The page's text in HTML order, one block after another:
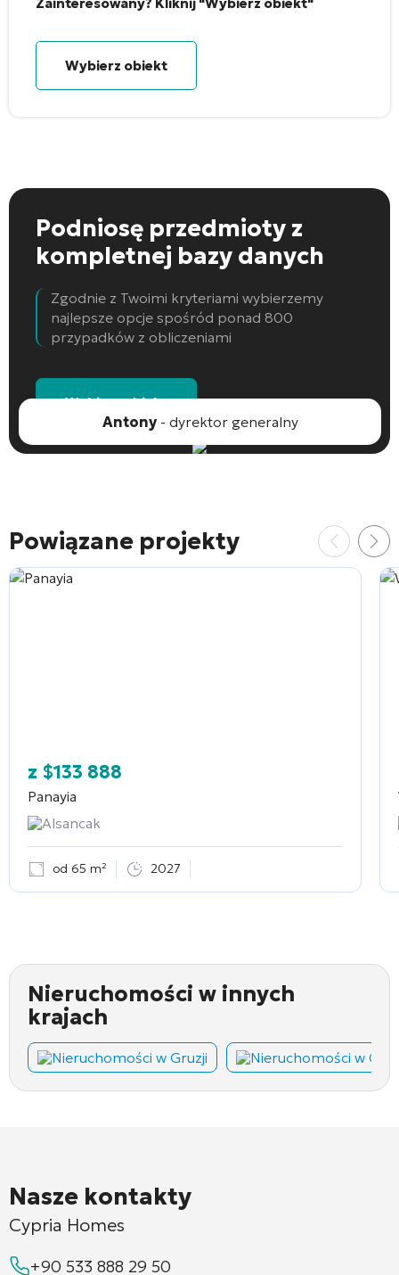
Wybierz obiekt
Podniosę przedmioty z
kompletnej bazy danych
Zgodnie z Twoimi kryteriami wybierzemy
najlepsze opcje spośród ponad 800
przypadków z obliczeniami
Wybierz obiekt
Antony- dyrektor generalny
Powiązane projekty
z $133 888
Panayia
Alsancak
od 65 m² 2027
Nieruchomości w innych
krajach
Nieruchomości w Gruzji Nieruchomości w
Nasze kontakty
Cypria Homes
+90 533 888 29 50